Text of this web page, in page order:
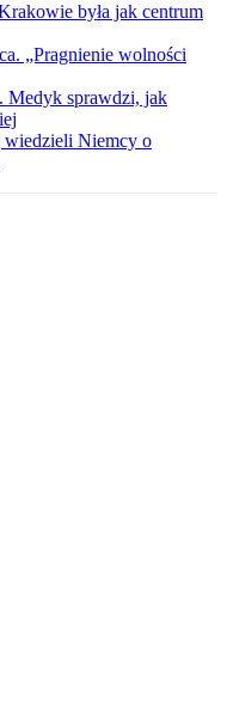
była jak centrum
„Pragnienie wolności
Medyk sprawdzi, jak
wiedzieli Niemcy o